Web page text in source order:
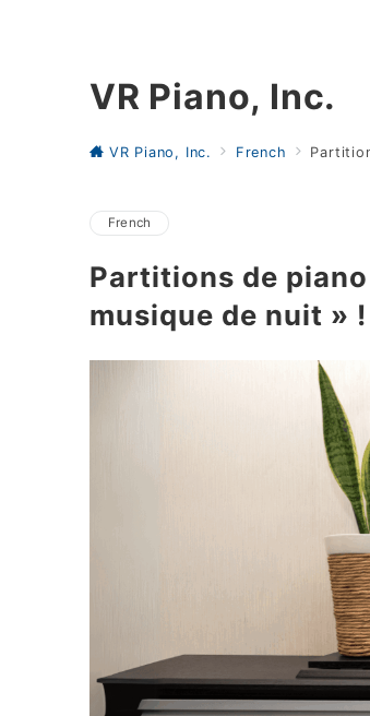
VR Piano, Inc.
VR Piano, Inc. French
French
Partitions de
musique de nuit »